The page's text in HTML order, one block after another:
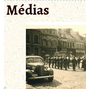
Médias